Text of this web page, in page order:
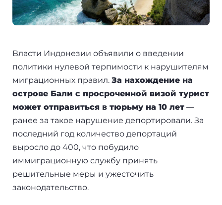
Власти Индонезии объявили о введении
политики нулевой терпимости к нарушителям
миграционных правил. За нахождение на
острове Бали с просроченной визой турист
может отправиться в тюрьму на 10 лет —
ранее за такое нарушение депортировали. За
последний год количество депортаций
выросло до 400, что побудило
иммиграционную службу принять
решительные меры и ужесточить
законодательство.
Израиль
+7(499)938-68-05
Whatsapp Telegram
Финляндия
Германия
Дания
Словакия
Америка
Аргентина
Канада